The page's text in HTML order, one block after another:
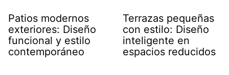
Patios modernos
exteriores: Diseño
funcional y estilo
contemporáneo
Terrazas pequeñas
con estilo: Diseño
inteligente en
espacios reducidos